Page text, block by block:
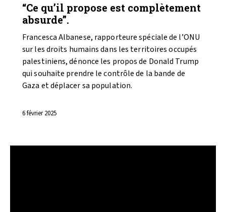
“Ce qu’il propose est complètement
absurde”.
Francesca Albanese, rapporteure spéciale de l’ONU
sur les droits humains dans les territoires occupés
palestiniens, dénonce les propos de Donald Trump
qui souhaite prendre le contrôle de la bande de
Gaza et déplacer sa population.
6 février 2025